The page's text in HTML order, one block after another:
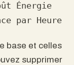
Énergie
par Heure
base et celles
supprimer